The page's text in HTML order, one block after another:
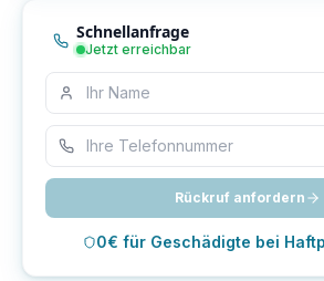
Schnellanfrage
Jetzt erreichbar
Rückruf anfordern
0€ für Geschädigte bei